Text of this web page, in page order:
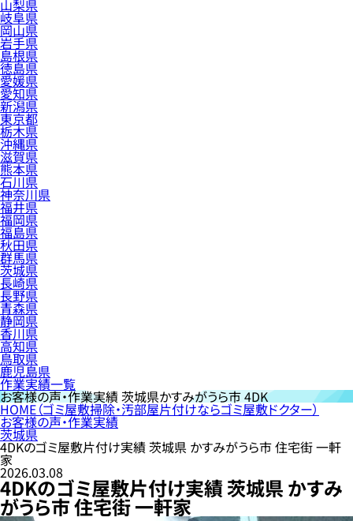
山梨県
岐阜県
岡山県
岩手県
島根県
徳島県
愛媛県
愛知県
新潟県
東京都
栃木県
沖縄県
滋賀県
熊本県
石川県
神奈川県
福井県
福岡県
福島県
秋田県
群馬県
茨城県
長崎県
長野県
青森県
静岡県
香川県
高知県
鳥取県
鹿児島県
作業実績一覧
お客様の声・作業実績茨城県かすみがうら市 4DK
HOME（ゴミ屋敷掃除・汚部屋片付けならゴミ屋敷ドクター）
お客様の声・作業実績
茨城県
4DKのゴミ屋敷片付け実績 茨城県 かすみがうら市 住宅街 一軒
家
2026.03.08
4DKのゴミ屋敷片付け実績 茨城県 かすみ
がうら市 住宅街 一軒家